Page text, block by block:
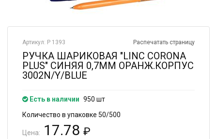
Распечатать страницу
Артикул: Р 1393
РУЧКА ШАРИКОВАЯ "LINC CORONA
PLUS" СИНЯЯ 0,7ММ ОРАНЖ.КОРПУС
3002N/Y/BLUE
Есть в наличии 950 шт
Количество в упаковке 50/500
Цена: 17.78 ₽